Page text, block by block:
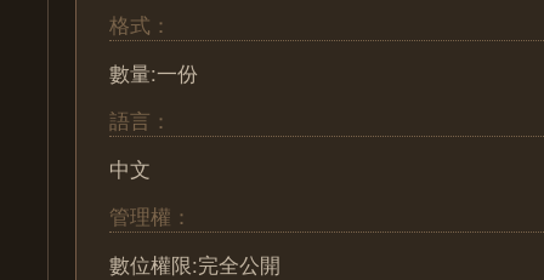
格式：
數量:一份
語言：
中文
管理權：
數位權限:完全公開